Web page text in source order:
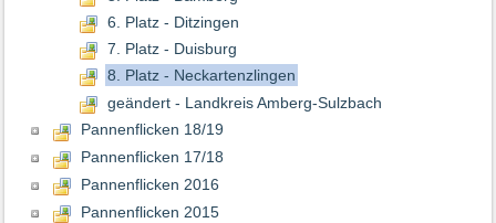
6. Platz - Ditzingen
7. Platz - Duisburg
8. Platz - Neckartenzlingen
geändert - Landkreis Amberg-Sulzbach
Pannenflicken 18/19
Pannenflicken 17/18
Pannenflicken 2016
Pannenflicken 2015